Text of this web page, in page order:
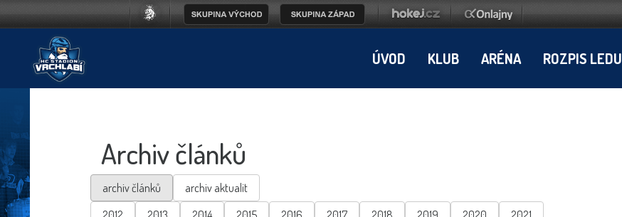
ÚVOD KLUB ARÉNA ROZPIS LEDU
Archiv článků
archiv článků
archiv aktualit